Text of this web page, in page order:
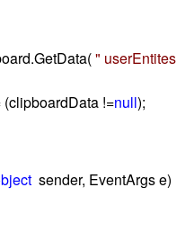
" userEntites
(clipboardData !=null);
sender, EventArgs e)